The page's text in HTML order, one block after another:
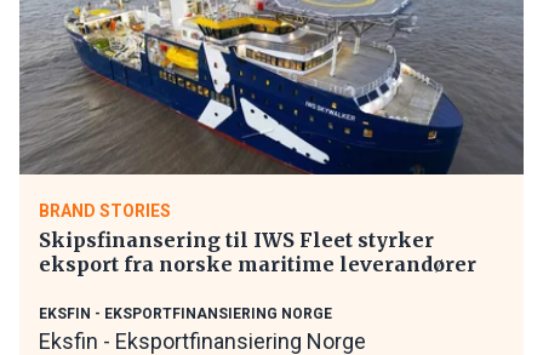
BRAND STORIES
Skipsfinansering til IWS Fleet styrker
eksport fra norske maritime leverandører
EKSFIN - EKSPORTFINANSIERING NORGE
Eksfin - Eksportfinansiering Norge